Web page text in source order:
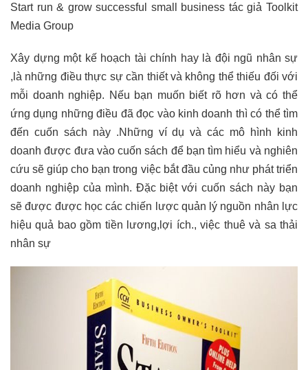
Start run & grow successful small business tác giả Toolkit
Media Group
Xây dựng một kế hoạch tài chính hay là đội ngũ nhân sự
,là những điều thực sự cần thiết và không thể thiếu đối với
mỗi doanh nghiệp. Nếu bạn muốn biết rõ hơn và có thể
ứng dụng những điều đã đọc vào kinh doanh thì có thể tìm
đến cuốn sách này .Những ví dụ và các mô hình kinh
doanh được đưa vào cuốn sách để bạn tìm hiểu và nghiên
cứu sẽ giúp cho bạn trong việc bắt đầu củng như phát triển
doanh nghiệp của mình. Đặc biệt với cuốn sách này bạn
sẽ được được học các chiến lược quản lý nguồn nhân lực
hiệu quả bao gồm tiền lương,lợi ích., việc thuê và sa thải
nhân sự